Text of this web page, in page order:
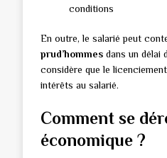
conditions
En outre, le salarié peut
prud’hommes dans un délai
considère que le
intérêts au salarié.
Comment se
économique ?